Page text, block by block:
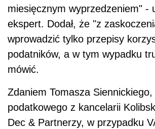
miesięcznym wyprzedzeniem" -
ekspert. Dodał, że "z
wprowadzić tylko przepisy
podatników, a w tym wypadku
mówić.
Zdaniem Tomasza
podatkowego z kancelarii
Dec & Partnerzy, w przypadku